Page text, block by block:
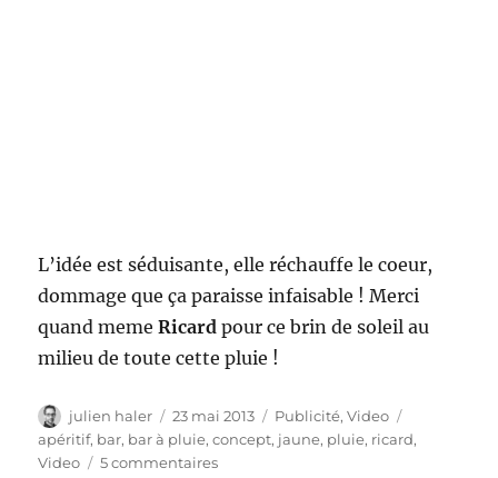
L’idée est séduisante, elle réchauffe le coeur,
dommage que ça paraisse infaisable ! Merci
quand memeRicardpour ce brin de soleil au
milieu de toute cette pluie !
Auteur
julien haler
Publié
le
23 mai 2013 Catégories
Publicité,Video
apéritif, bar, bar à pluie,concept, jaune, pluie, ricard,
Video
5 commentairessur